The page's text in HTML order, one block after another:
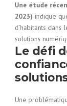
Une étude
2023) indique
d’habitants
solutions
Le défi
Une